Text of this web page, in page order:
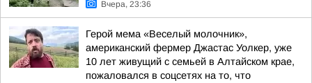
Вчера, 23:36
Герой мема «Веселый молочник»,
американский фермер Джастас Уолкер, уже
10 лет живущий с семьей в Алтайском крае,
пожаловался в соцсетях на то, что